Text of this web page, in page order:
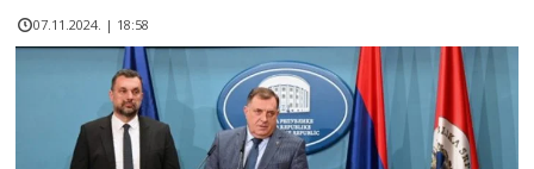
07.11.2024. | 18:58